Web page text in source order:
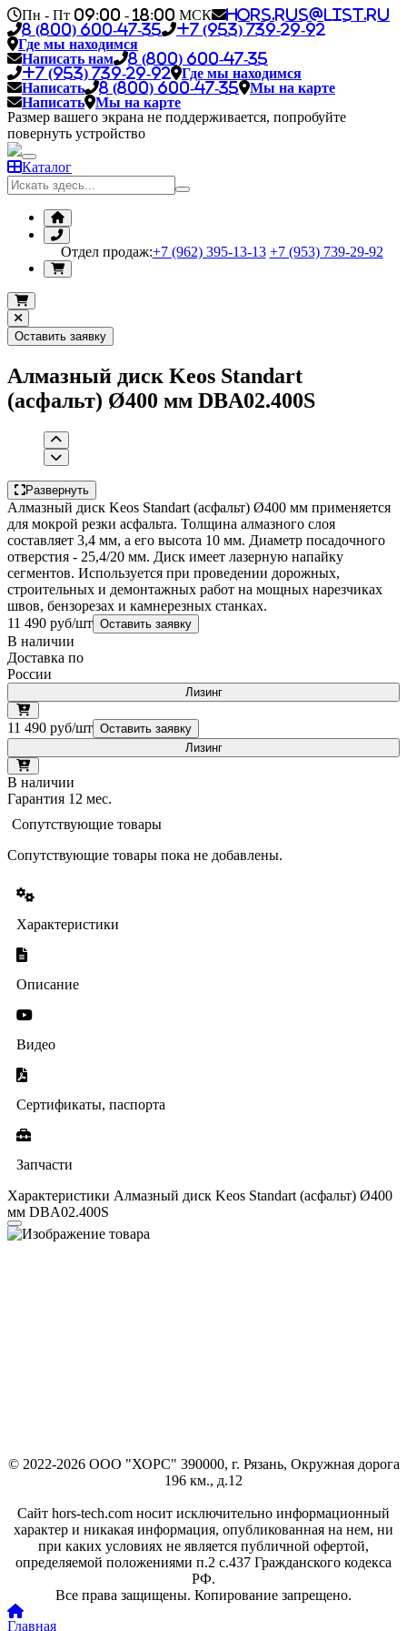
Пн - Пт 09:00 - 18:00 МСК
hors.rus@list.ru
8 (800) 600-47-35
+7 (953) 739-29-92
Где мы находимся
Написать нам
8 (800) 600-47-35
+7 (953) 739-29-92
Где мы находимся
Написать
8 (800) 600-47-35
Мы на карте
Написать
Мы на карте
Размер вашего экрана не поддерживается, попробуйте
повернуть устройство
Каталог
Отдел продаж:+7 (962) 395-13-13 +7 (953) 739-29-92
Оставить заявку
Алмазный диск Keos Standart
(асфальт) Ø400 мм DBA02.400S
Развернуть
Алмазный диск Keos Standart (асфальт) Ø400 мм применяется
для мокрой резки асфальта. Толщина алмазного слоя
составляет 3,4 мм, а его высота 10 мм. Диаметр посадочного
отверстия - 25,4/20 мм. Диск имеет лазерную напайку
сегментов. Используется при проведении дорожных,
строительных и демонтажных работ на мощных нарезчиках
швов, бензорезах и камнерезных станках.
11 490 руб/шт Оставить заявку
В наличии
Доставка по
России
Лизинг
11 490 руб/шт Оставить заявку
Лизинг
В наличии
Гарантия 12 мес.
Сопутствующие товары
Сопутствующие товары пока не добавлены.
Характеристики
Описание
Видео
Сертификаты, паспорта
Запчасти
Характеристики Алмазный диск Keos Standart (асфальт) Ø400
мм DBA02.400S
© 2022-2026 ООО "ХОРС" 390000, г. Рязань, Окружная дорога
196 км., д.12
Сайт hors-tech.com носит исключительно информационный
характер и никакая информация, опубликованная на нем, ни
при каких условиях не является публичной офертой,
определяемой положениями п.2 с.437 Гражданского кодекса
РФ.
Все права защищены. Копирование запрещено.
Главная